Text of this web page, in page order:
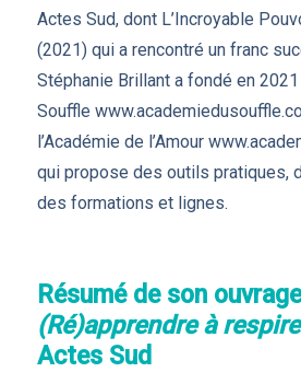
Actes Sud, dont L’Incroyable
(2021) qui a rencontré un franc
Stéphanie Brillant a fondé en 2021
Souffle
l’Académie de l’Amour
qui propose des outils pratiques,
des formations et lignes.
Résumé de son
(Ré)apprendre à
Actes Sud